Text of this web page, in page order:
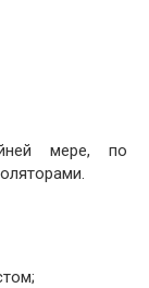
мере, по